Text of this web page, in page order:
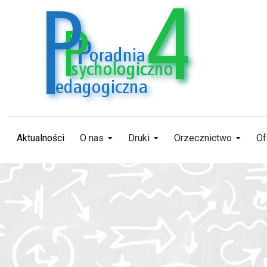
Aktualności O nas Druki Orzecznictwo